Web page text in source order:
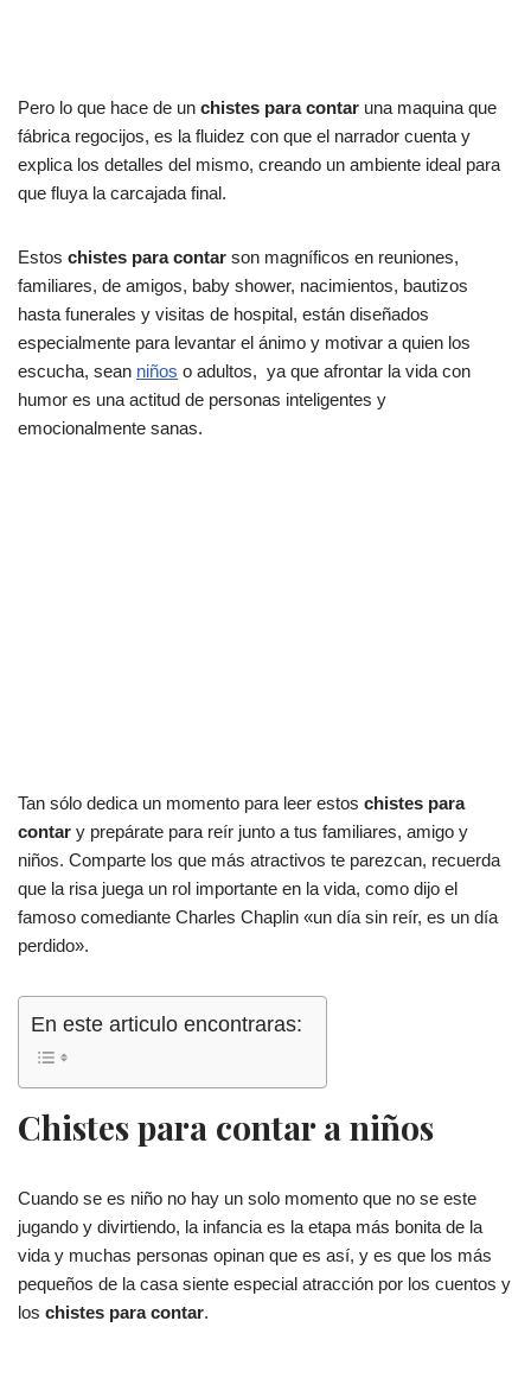
Pero lo que hace de un chistes para contar una maquina que
fábrica regocijos, es la fluidez con que el narrador cuenta y
explica los detalles del mismo, creando un ambiente ideal para
que fluya la carcajada final.
Estos chistes para contar son magníficos en reuniones,
familiares, de amigos, baby shower, nacimientos, bautizos
hasta funerales y visitas de hospital, están diseñados
especialmente para levantar el ánimo y motivar a quien los
escucha, sean niños o adultos, ya que afrontar la vida con
humor es una actitud de personas inteligentes y
emocionalmente sanas.
Tan sólo dedica un momento para leer estos chistes para
contar y prepárate para reír junto a tus familiares, amigo y
niños. Comparte los que más atractivos te parezcan, recuerda
que la risa juega un rol importante en la vida, como dijo el
famoso comediante Charles Chaplin «un día sin reír, es un día
perdido».
En este articulo encontraras:
Chistes para contar a niños
Cuando se es niño no hay un solo momento que no se este
jugando y divirtiendo, la infancia es la etapa más bonita de la
vida y muchas personas opinan que es así, y es que los más
pequeños de la casa siente especial atracción por los cuentos y
los chistes para contar.